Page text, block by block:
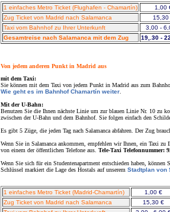
1 einfaches Metro Ticket (Flughafen - Chamartín)
1,00
Zug Ticket von Madrid nach Salamanca
15,30
Taxi vom Bahnhof zu Ihrer Unterkunft
3,00 -
Gesamtreise nach Salamanca mit dem Zug
19,.30 -
Von jedem anderen Punkt in Madrid aus
mit dem Taxi:
Sie können mit dem Taxi von jedem Punkt in Madrid aus zum
Wie geht es im Bahnhof Chamartín weiter
Mit der U-Bahn:
Benutzen Sie die Ihnen nächste Linie um zur blauen Linie Nr. 10 zu
zwischen der U-Bahn und dem Bahnhof. Sie folgen einfach den
Es gibt 5 Züge, die jeden Tag nach Salamanca abfahren. Der Zug
Wenn Sie in Salamanca ankommen, empfehlen wir Ihnen, ein Taxi
von einem der öffentlichen Telefone aus. Tele-Taxi Telefonnummer:
Wenn Sie sich für ein Studentenapartment entschieden haben,
Schlüssel markiert die Lage des Hostals auf unserem Stadtplan von
1 einfaches Metro Ticket (Madrid-Chamartín)
1,00 €
Zug Ticket von Madrid nach Salamanca
15,30 €